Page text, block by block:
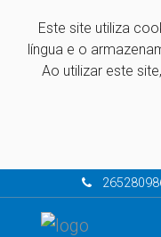
Este site utiliza
língua e o
Ao utilizar este